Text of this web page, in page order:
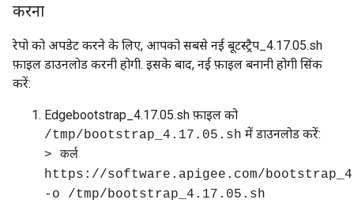
करना
रेपो को अपडेट करने के लिए, आपको सबसे नई बूटस्ट्रैप_4.17.05.sh
फ़ाइल डाउनलोड करनी होगी. इसके बाद, नई फ़ाइल बनानी होगी सिंक
करें:
Edgebootstrap_4.17.05.sh फ़ाइल को
/tmp/bootstrap_4.17.05.sh में डाउनलोड करें:
> कर्ल
https://software.apigee.com/
-o /tmp/bootstrap_4.17.05.sh